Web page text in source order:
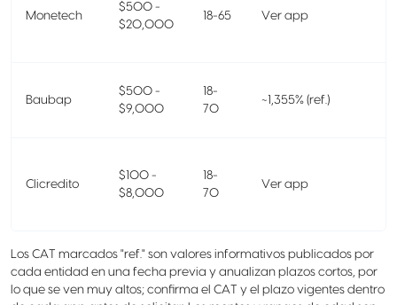
Monetech
$500 -
$20,000
18-65 Ver app
Baubap
$500 -
$9,000
18-
70
~1,355% (ref.)
Clicredito
$100 -
$8,000
18-
70
Ver app
Los CAT marcados "ref." son valores informativos publicados por
cada entidad en una fecha previa y anualizan plazos cortos, por
lo que se ven muy altos; confirma el CAT y el plazo vigentes dentro